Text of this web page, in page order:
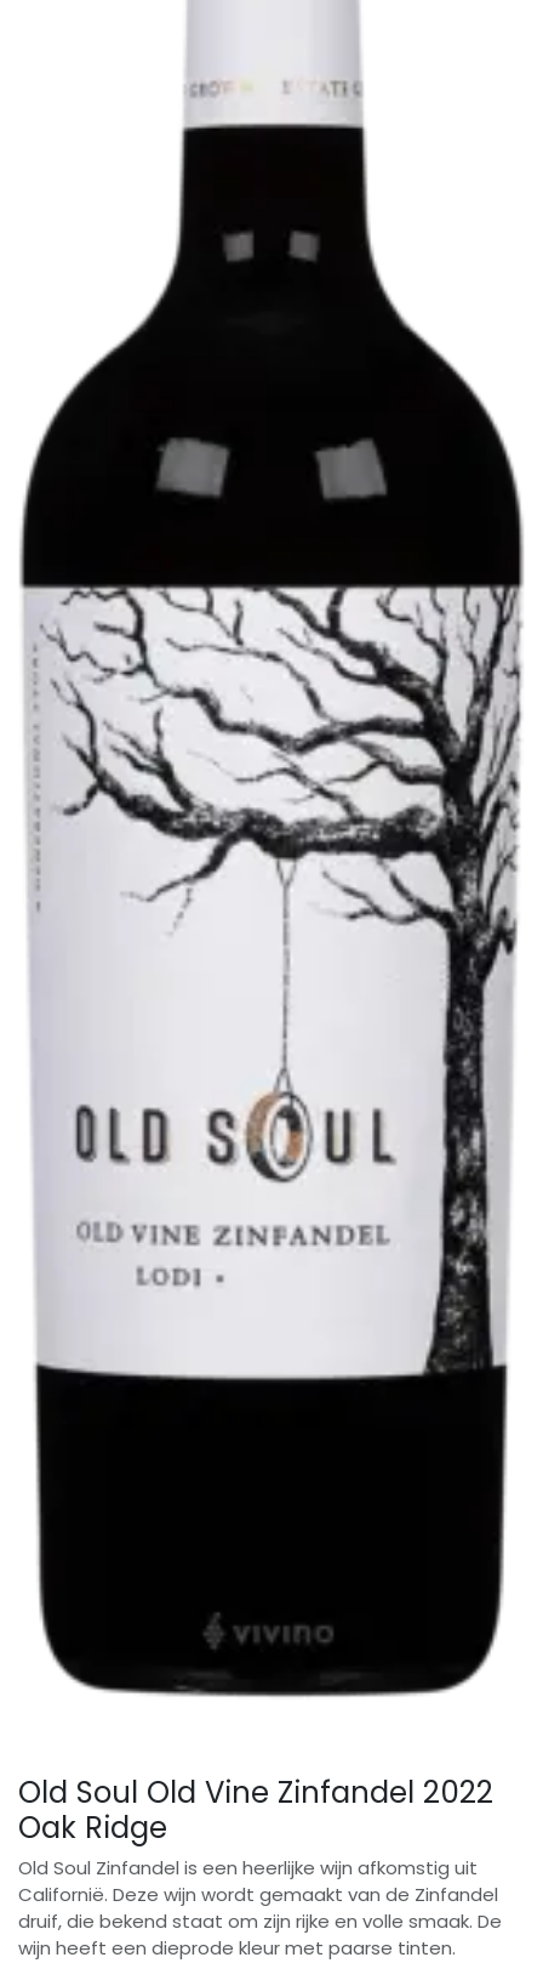
Old Soul Old Vine Zinfandel 2022
Oak Ridge
Old Soul Zinfandel is een heerlijke wijn afkomstig uit
Californië. Deze wijn wordt gemaakt van de Zinfandel
druif, die bekend staat om zijn rijke en volle smaak. De
wijn heeft een dieprode kleur met paarse tinten.